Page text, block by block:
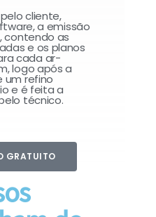
cliente,
a emissão
contendo as
e os planos
cada ar-
logo após a
um refino
e é feita a
técnico.
GRATUITO